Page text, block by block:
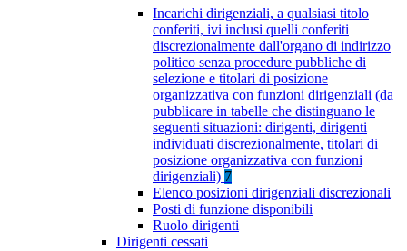
Incarichi dirigenziali, a qualsiasi titolo
conferiti, ivi inclusi quelli conferiti
discrezionalmente dall'organo di indirizzo
politico senza procedure pubbliche di
selezione e titolari di posizione
organizzativa con funzioni dirigenziali (da
pubblicare in tabelle che distinguano le
seguenti situazioni: dirigenti, dirigenti
individuati discrezionalmente, titolari di
posizione organizzativa con funzioni
dirigenziali) 7
Elenco posizioni dirigenziali discrezionali
Posti di funzione disponibili
Ruolo dirigenti
Dirigenti cessati